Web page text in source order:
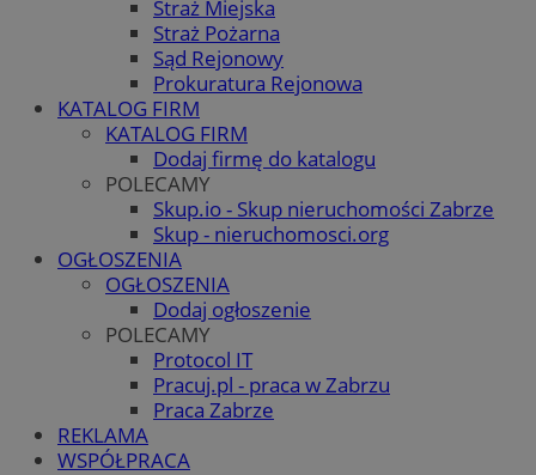
Straż Miejska
Straż Pożarna
Sąd Rejonowy
Prokuratura Rejonowa
KATALOG FIRM
KATALOG FIRM
Dodaj firmę do katalogu
POLECAMY
Skup.io - Skup nieruchomości Zabrze
Skup - nieruchomosci.org
OGŁOSZENIA
OGŁOSZENIA
Dodaj ogłoszenie
POLECAMY
Protocol IT
Pracuj.pl - praca w Zabrzu
Praca Zabrze
REKLAMA
WSPÓŁPRACA